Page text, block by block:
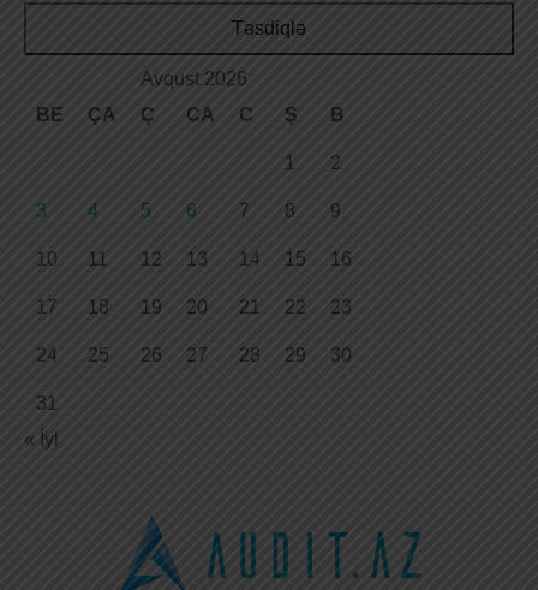
Təsdiqlə
Avqust 2026
BE
ÇA Ç CA C Ş B
1 2
3 4 5 6 7 8 9
10 11 12 13 14 15 16
17 18 19 20 21 22 23
24 25 26 27 28 29 30
31
« İyl